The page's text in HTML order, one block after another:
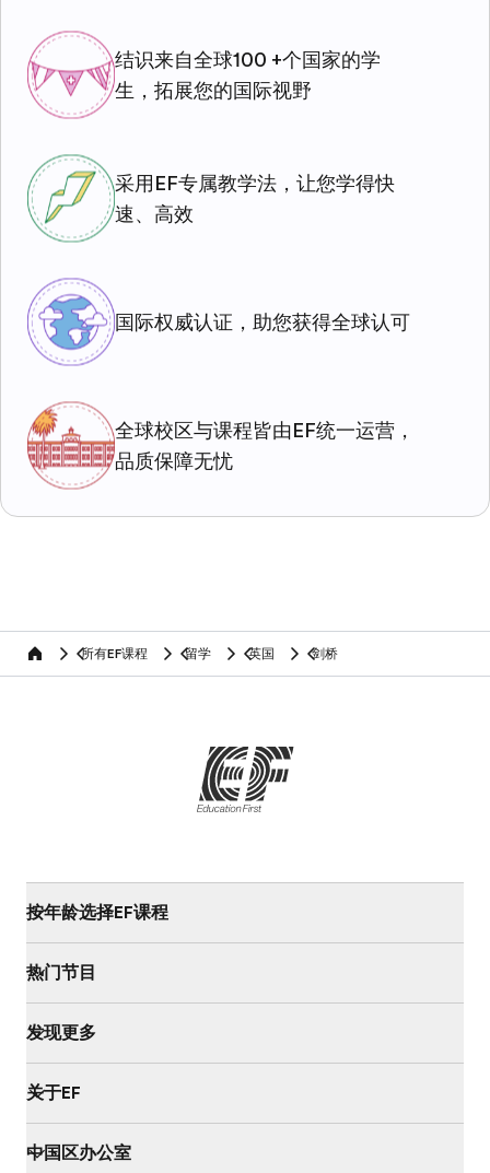
结识来自全球100 +个国家的学
生，拓展您的国际视野
采用EF专属教学法，让您学得快
速、高效
国际权威认证，助您获得全球认可
全球校区与课程皆由EF统一运营，
品质保障无忧
home 所有EF课程 留学 英国 剑桥
按年龄选择EF课程
热门节目
发现更多
关于EF
中国区办公室